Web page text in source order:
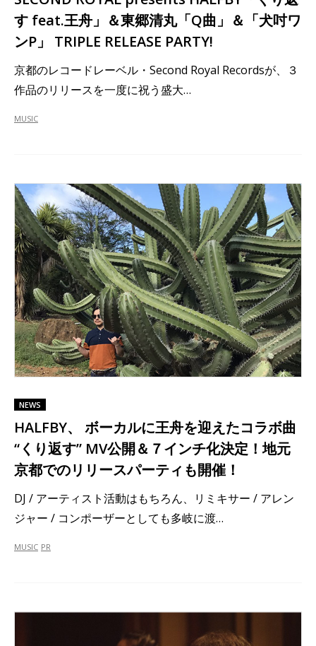
す feat.王舟」＆東郷清丸「Q曲」＆「犬吋ワ
ンP」 TRIPLE RELEASE PARTY!
京都のレコードレーベル・Second Royal Recordsが、３
作品のリリースを一度に祝う盛大…
MUSIC
NEWS
HALFBY、 ボーカルに王舟を迎えたコラボ曲
“くり返す” MV公開＆７インチ化決定！地元
京都でのリリースパーティも開催！
DJ / アーティスト活動はもちろん、リミキサー / アレン
ジャー / コンポーザーとしても多岐に渡…
MUSIC PR